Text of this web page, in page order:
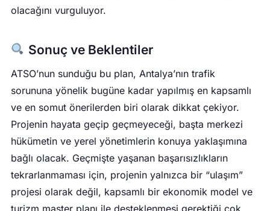
olacağını vurguluyor.
Sonuç ve Beklentiler
ATSO’nun sunduğu bu plan, Antalya’nın trafik
sorununa yönelik bugüne kadar yapılmış en kapsamlı
ve en somut önerilerden biri olarak dikkat çekiyor.
Projenin hayata geçip geçmeyeceği, başta merkezi
hükümetin ve yerel yönetimlerin konuya yaklaşımına
bağlı olacak. Geçmişte yaşanan başarısızlıkların
tekrarlanmaması için, projenin yalnızca bir “ulaşım”
projesi olarak değil, kapsamlı bir ekonomik model ve